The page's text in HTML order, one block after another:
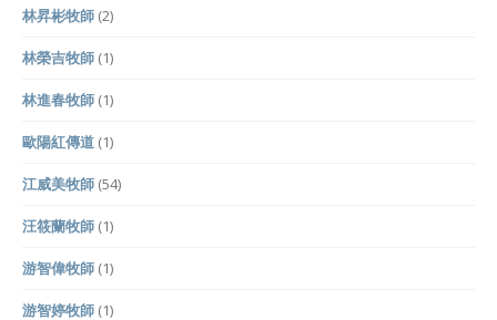
林昇彬牧師 (2)
林榮吉牧師 (1)
林進春牧師 (1)
歐陽紅傳道 (1)
江威美牧師 (54)
汪筱蘭牧師 (1)
游智偉牧師 (1)
游智婷牧師 (1)